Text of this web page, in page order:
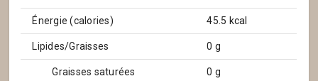
Énergie (calories) 45.5 kcal
Lipides/Graisses 0 g
Graisses saturées 0 g